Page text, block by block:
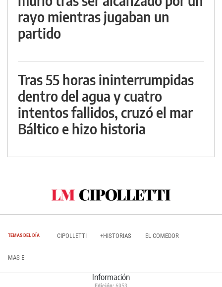
rayo mientras jugaban un
partido
Tras 55 horas ininterrumpidas
dentro del agua y cuatro
intentos fallidos, cruzó el mar
Báltico e hizo historia
TEMAS DEL DÍA CIPOLLETTI +HISTORIAS EL COMEDOR
MAS E
Información